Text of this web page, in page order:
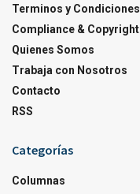
Terminos y Condiciones
Compliance & Copyright
Quienes Somos
Trabaja con Nosotros
Contacto
RSS
Categorías
Columnas